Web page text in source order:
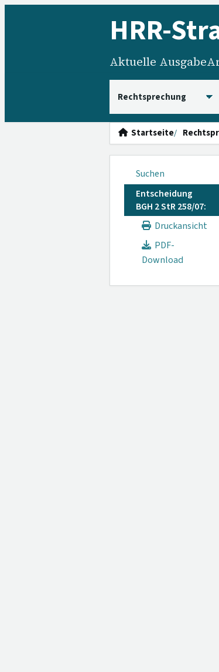
HRR-
Aktuelle Ausgabe
Startseite
Suchen
Entscheidung
BGH 2 StR 258/07:
Druckansicht
PDF-
Download